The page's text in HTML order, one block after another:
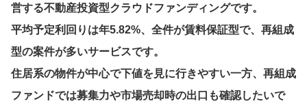
営する不動産投資型クラウドファンディングです。
平均予定利回りは年5.82%、全件が賃料保証型で、再組成
型の案件が多いサービスです。
住居系の物件が中心で下値を見に行きやすい一方、再組成
ファンドでは募集力や市場売却時の出口も確認したいで